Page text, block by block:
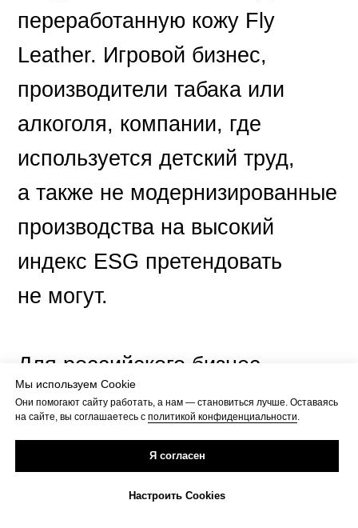
Мы используем Cookie
Они помогают сайту работать, а нам — становиться лучше. Оставаясь
на сайте, вы соглашаетесь с политикой конфиденциальности.
Я согласен
Настроить Cookies
переработанную кожу Fly
Leather. Игровой бизнес,
производители табака или
алкоголя, компании, где
используется детский труд,
а также не модернизированные
производства на высокий
индекс ESG претендовать
не могут.
Для российского бизнес-
сообщества ESG новое
направление, которое только
начинает приживаться. ESG-
рейтинг российских компаний